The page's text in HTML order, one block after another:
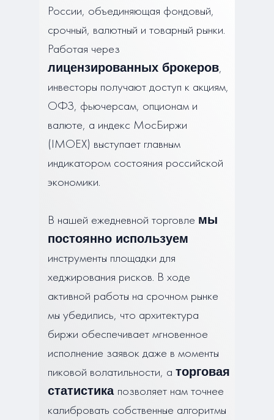
России, объединяющая фондовый,
срочный, валютный и товарный рынки.
Работая через
лицензированных брокеров,
инвесторы получают доступ к акциям,
ОФЗ, фьючерсам, опционам и
валюте, а индекс МосБиржи
(IMOEX) выступает главным
индикатором состояния российской
экономики.
В нашей ежедневной торговле мы
постоянно используем
инструменты площадки для
хеджирования рисков. В ходе
активной работы на срочном рынке
мы убедились, что архитектура
биржи обеспечивает мгновенное
исполнение заявок даже в моменты
пиковой волатильности, а торговая
статистика позволяет нам точнее
калибровать собственные алгоритмы